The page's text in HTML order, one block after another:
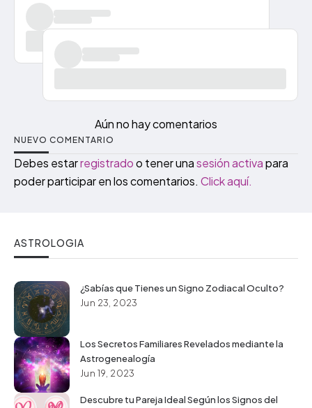
Aún no hay comentarios
NUEVO COMENTARIO
Debes estarregistradoo tener unasesión activapara
poder participar en los comentarios. Click aquí.
ASTROLOGIA
¿Sabías que Tienes un Signo Zodiacal Oculto?
Jun 23, 2023
Los Secretos Familiares Revelados mediante la
Astrogenealogía
Jun 19, 2023
Descubre tu Pareja Ideal Según los Signos del